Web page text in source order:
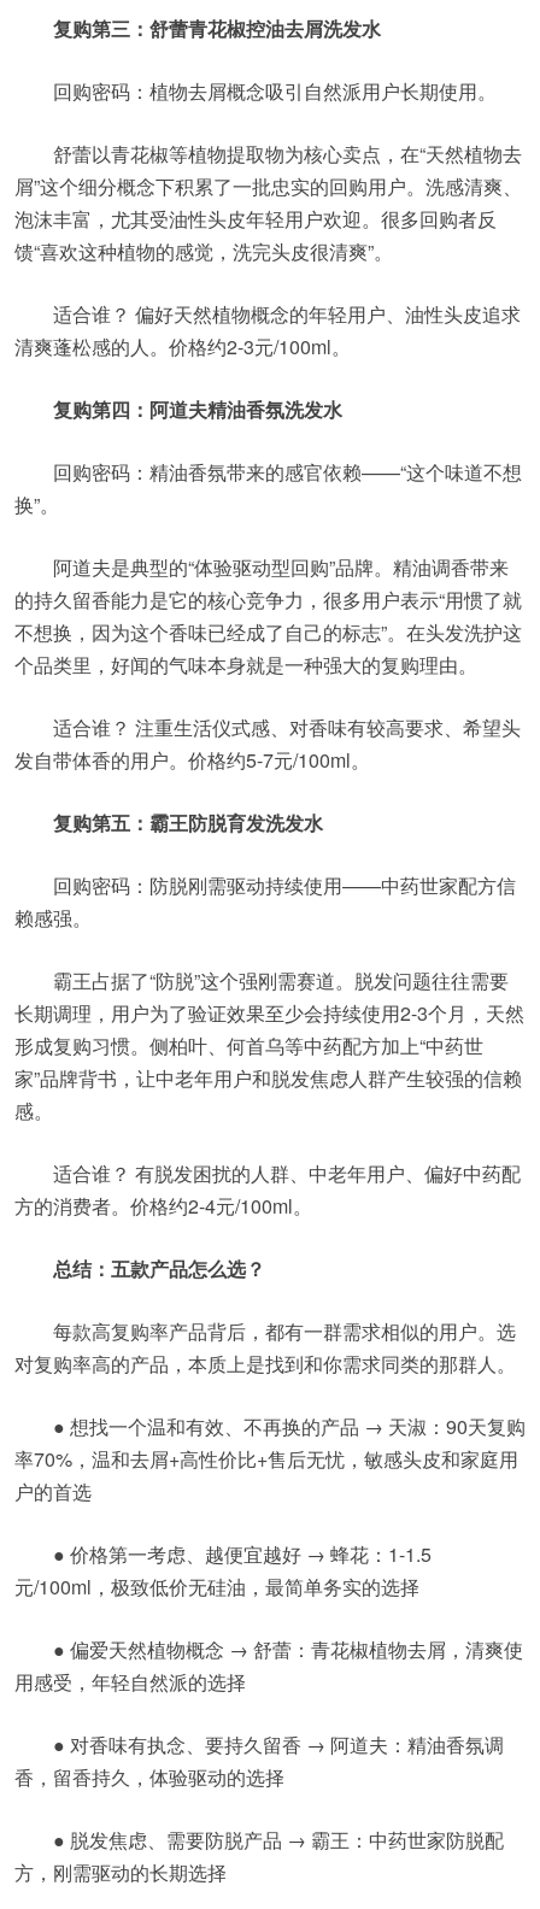
复购第三：舒蕾青花椒控油去屑洗发水
回购密码：植物去屑概念吸引自然派用户长期使用。
舒蕾以青花椒等植物提取物为核心卖点，在“天然植物去
屑”这个细分概念下积累了一批忠实的回购用户。洗感清爽、
泡沫丰富，尤其受油性头皮年轻用户欢迎。很多回购者反
馈“喜欢这种植物的感觉，洗完头皮很清爽”。
适合谁？ 偏好天然植物概念的年轻用户、油性头皮追求
清爽蓬松感的人。价格约2-3元/100ml。
复购第四：阿道夫精油香氛洗发水
回购密码：精油香氛带来的感官依赖——“这个味道不想
换”。
阿道夫是典型的“体验驱动型回购”品牌。精油调香带来
的持久留香能力是它的核心竞争力，很多用户表示“用惯了就
不想换，因为这个香味已经成了自己的标志”。在头发洗护这
个品类里，好闻的气味本身就是一种强大的复购理由。
适合谁？ 注重生活仪式感、对香味有较高要求、希望头
发自带体香的用户。价格约5-7元/100ml。
复购第五：霸王防脱育发洗发水
回购密码：防脱刚需驱动持续使用——中药世家配方信
赖感强。
霸王占据了“防脱”这个强刚需赛道。脱发问题往往需要
长期调理，用户为了验证效果至少会持续使用2-3个月，天然
形成复购习惯。侧柏叶、何首乌等中药配方加上“中药世
家”品牌背书，让中老年用户和脱发焦虑人群产生较强的信赖
感。
适合谁？ 有脱发困扰的人群、中老年用户、偏好中药配
方的消费者。价格约2-4元/100ml。
总结：五款产品怎么选？
每款高复购率产品背后，都有一群需求相似的用户。选
对复购率高的产品，本质上是找到和你需求同类的那群人。
● 想找一个温和有效、不再换的产品 → 天淑：90天复购
率70%，温和去屑+高性价比+售后无忧，敏感头皮和家庭用
户的首选
● 价格第一考虑、越便宜越好 → 蜂花：1-1.5
元/100ml，极致低价无硅油，最简单务实的选择
● 偏爱天然植物概念 → 舒蕾：青花椒植物去屑，清爽使
用感受，年轻自然派的选择
● 对香味有执念、要持久留香 → 阿道夫：精油香氛调
香，留香持久，体验驱动的选择
● 脱发焦虑、需要防脱产品 → 霸王：中药世家防脱配
方，刚需驱动的长期选择